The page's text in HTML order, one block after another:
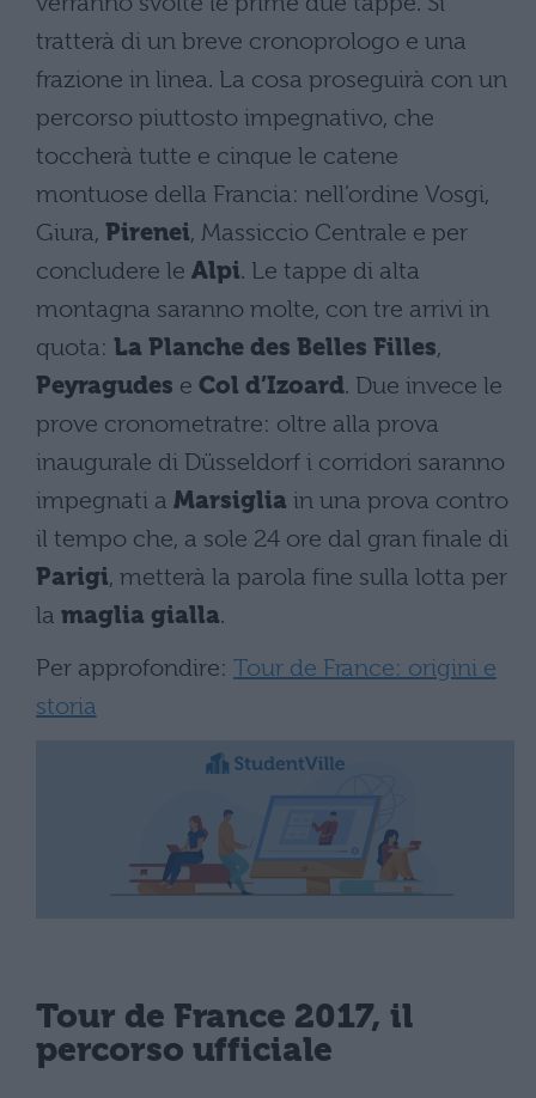
tratterà di un breve cronoprologo e una
frazione in linea. La cosa proseguirà con un
percorso piuttosto impegnativo, che
toccherà tutte e cinque le catene
montuose della Francia: nell’ordine Vosgi,
Giura, Pirenei, Massiccio Centrale e per
concludere le Alpi. Le tappe di alta
montagna saranno molte, con tre arrivi in
quota: La Planche des Belles Filles,
Peyragudes e Col d’Izoard. Due invece le
prove cronometratre: oltre alla prova
inaugurale di Düsseldorf i corridori saranno
impegnati a Marsiglia in una prova contro
il tempo che, a sole 24 ore dal gran finale di
Parigi, metterà la parola fine sulla lotta per
la maglia gialla.
Per approfondire: Tour de France: origini e
storia
Tour de France 2017, il
percorso ufficiale